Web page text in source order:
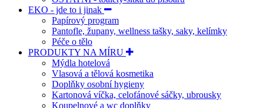
EKO - jde to i jinak
Papírový program
Pantofle, župany, wellness tašky, saky, kelímky
Péče o tělo
PRODUKTY NA MÍRU
Mýdla hotelová
Vlasová a tělová kosmetika
Doplňky osobní hygieny
Kartonová víčka, celofánové sáčky, ubrousky
Koupelnové a wc doplňky